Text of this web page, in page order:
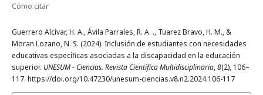
Cómo citar
Guerrero Alcívar, H. A., Ávila Parrales, R. A. ., Tuarez Bravo, H. M., &
Moran Lozano, N. S. (2024). Inclusión de estudiantes con necesidades
educativas específicas asociadas a la discapacidad en la educación
superior. UNESUM - Ciencias. Revista Científica Multidisciplinaria,8(2), 106–
117. https://doi.org/10.47230/unesum-ciencias.v8.n2.2024.106-117